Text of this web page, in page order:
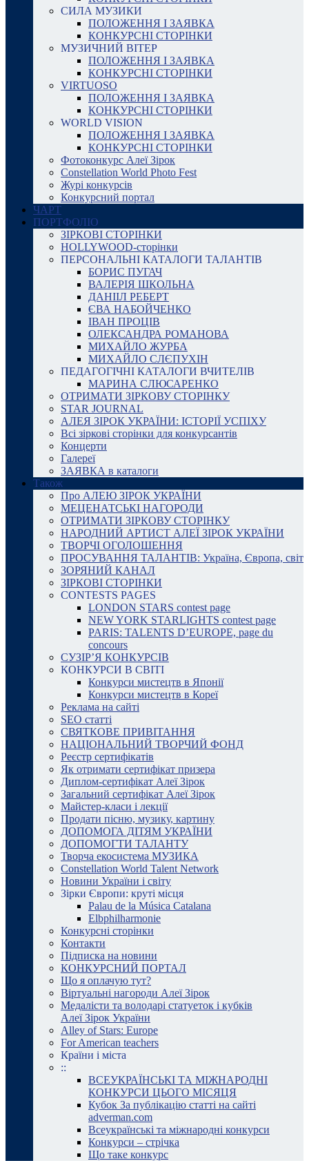
СИЛА МУЗИКИ
ПОЛОЖЕННЯ І ЗАЯВКА
КОНКУРСНІ СТОРІНКИ
МУЗИЧНИЙ ВІТЕР
ПОЛОЖЕННЯ І ЗАЯВКА
КОНКУРСНІ СТОРІНКИ
VIRTUOSO
ПОЛОЖЕННЯ І ЗАЯВКА
КОНКУРСНІ СТОРІНКИ
WORLD VISION
ПОЛОЖЕННЯ І ЗАЯВКА
КОНКУРСНІ СТОРІНКИ
Фотоконкурс Алеї Зірок
Constellation World Photo Fest
Журі конкурсів
Конкурсний портал
ЧАРТ
ПОРТФОЛІО
ЗІРКОВІ СТОРІНКИ
HOLLYWOOD-сторінки
ПЕРСОНАЛЬНІ КАТАЛОГИ ТАЛАНТІВ
БОРИС ПУГАЧ
ВАЛЕРІЯ ШКОЛЬНА
ДАНІІЛ РЕБЕРТ
ЄВА НАБОЙЧЕНКО
ІВАН ПРОЦІВ
ОЛЕКСАНДРА РОМАНОВА
МИХАЙЛО ЖУРБА
МИХАЙЛО СЛЄПУХІН
ПЕДАГОГІЧНІ КАТАЛОГИ ВЧИТЕЛІВ
МАРИНА СЛЮСАРЕНКО
ОТРИМАТИ ЗІРКОВУ СТОРІНКУ
STAR JOURNAL
АЛЕЯ ЗІРОК УКРАЇНИ: ІСТОРІЇ УСПІХУ
Всі зіркові сторінки для конкурсантів
Концерти
Галереї
ЗАЯВКА в каталоги
Також
Про АЛЕЮ ЗІРОК УКРАЇНИ
МЕЦЕНАТСЬКІ НАГОРОДИ
ОТРИМАТИ ЗІРКОВУ СТОРІНКУ
НАРОДНИЙ АРТИСТ АЛЕЇ ЗІРОК УКРАЇНИ
ТВОРЧІ ОГОЛОШЕННЯ
ПРОСУВАННЯ ТАЛАНТІВ: Україна, Європа, світ
ЗОРЯНИЙ КАНАЛ
ЗІРКОВІ СТОРІНКИ
CONTESTS PAGES
LONDON STARS contest page
NEW YORK STARLIGHTS contest page
PARIS: TALENTS D’EUROPE, page du
concours
СУЗІР’Я КОНКУРСІВ
КОНКУРСИ В СВІТІ
Конкурси мистецтв в Японії
Конкурси мистецтв в Кореї
Реклама на сайті
SEO статті
СВЯТКОВЕ ПРИВІТАННЯ
НАЦІОНАЛЬНИЙ ТВОРЧИЙ ФОНД
Реєстр сертифікатів
Як отримати сертифікат призера
Диплом-сертифікат Алеї Зірок
Загальний сертифікат Алеї Зірок
Майстер-класи і лекції
Продати пісню, музику, картину
ДОПОМОГА ДІТЯМ УКРАЇНИ
ДОПОМОГТИ ТАЛАНТУ
Творча екосистема МУЗИКА
Constellation World Talent Network
Новини України і світу
Зірки Європи: круті місця
Palau de la Música Catalana
Elbphilharmonie
Конкурсні сторінки
Контакти
Підписка на новини
КОНКУРСНИЙ ПОРТАЛ
Що я оплачую тут?
Віртуальні нагороди Алеї Зірок
Медалісти та володарі статуеток і кубків
Алеї Зірок України
Alley of Stars: Europe
For American teachers
Країни і міста
::
ВСЕУКРАЇНСЬКІ ТА МІЖНАРОДНІ
КОНКУРСИ ЦЬОГО МІСЯЦЯ
Кубок За публікацію статті на сайті
adverman.com
Всеукраїнські та міжнародні конкурси
Конкурси – стрічка
Що таке конкурс